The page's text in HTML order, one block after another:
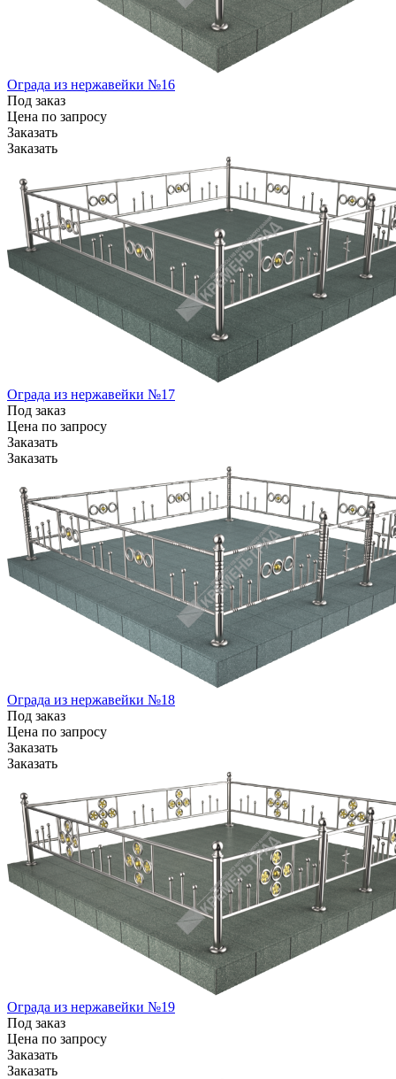
Ограда из нержавейки №16
Под заказ
Цена по запросу
Заказать
Заказать
Ограда из нержавейки №17
Под заказ
Цена по запросу
Заказать
Заказать
Ограда из нержавейки №18
Под заказ
Цена по запросу
Заказать
Заказать
Ограда из нержавейки №19
Под заказ
Цена по запросу
Заказать
Заказать